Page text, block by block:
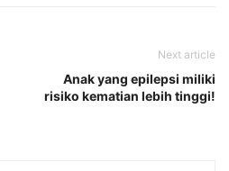
Next article
Anak yang epilepsi miliki
risiko kematian lebih tinggi!